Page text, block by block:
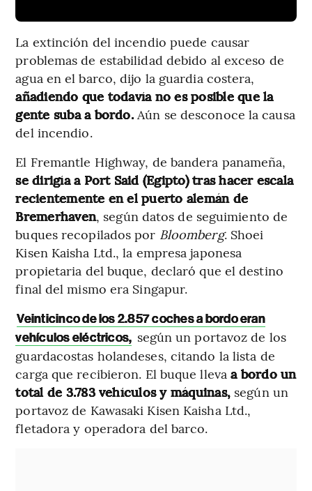
La extinción del incendio puede causar
problemas de estabilidad debido al exceso de
agua en el barco, dijo la guardia costera,
añadiendo que todavía no es posible que la
gente suba a bordo.Aún se desconoce la causa
del incendio.
El Fremantle Highway, de bandera panameña,
se dirigía a Port Said (Egipto) tras hacer escala
recientemente en el puerto alemán de
Bremerhaven, según datos de seguimiento de
buques recopilados por Bloomberg. Shoei
Kisen Kaisha Ltd., la empresa japonesa
propietaria del buque, declaró que el destino
final del mismo era Singapur.
Veinticinco de los 2.857 coches a bordo eran
vehículos eléctricos, según un portavoz de los
guardacostas holandeses, citando la lista de
carga que recibieron. El buque llevaa bordo un
total de 3.783 vehículos y máquinas, según un
portavoz de Kawasaki Kisen Kaisha Ltd.,
fletadora y operadora del barco.